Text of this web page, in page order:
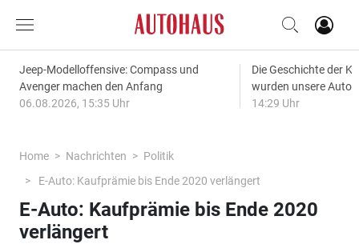
Jeep-Modelloffensive: Compass und
Avenger machen den Anfang
06.08.2026, 15:35 Uhr
Die Geschichte der
wurden unsere
14:29 Uhr
Home Nachrichten
Politik
E-Auto: Kaufprämie bis Ende 2020 verlängert
E-Auto: Kaufprämie bis Ende 2020
verlängert